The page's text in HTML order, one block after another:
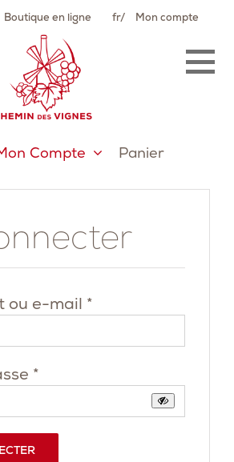
Boutique en ligne fr Mon compte
Compte Panier
ou e-mail *
*